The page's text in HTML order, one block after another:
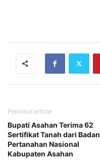
Previous article
Bupati Asahan Terima 62
Sertifikat Tanah dari Badan
Pertanahan Nasional
Kabupaten Asahan